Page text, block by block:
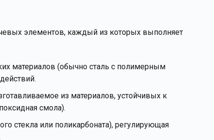
элементов, каждый из которых выполняет
материалов (обычно сталь с полимерным
из материалов, устойчивых к
смола).
стекла или поликарбоната), регулирующая